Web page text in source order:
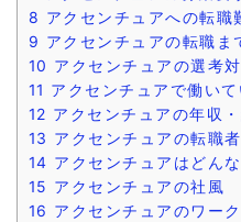
8 アクセンチュアへの転職
9 アクセンチュアの転職ま
10 アクセンチュアの選考
11 アクセンチュアで働い
12 アクセンチュアの年収
13 アクセンチュアの転職
14 アクセンチュアはどん
15 アクセンチュアの社風
16 アクセンチュアのワー